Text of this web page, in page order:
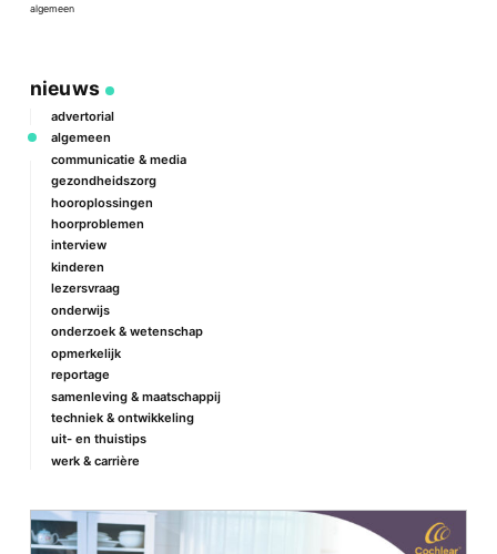
algemeen
nieuws
advertorial
algemeen
communicatie & media
gezondheidszorg
hooroplossingen
hoorproblemen
interview
kinderen
lezersvraag
onderwijs
onderzoek & wetenschap
opmerkelijk
reportage
samenleving & maatschappij
techniek & ontwikkeling
uit- en thuistips
werk & carrière